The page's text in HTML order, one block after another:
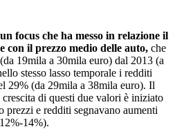
un focus che ha messo in relazione il
con il prezzo medio delle auto, che
19mila a 30mila euro) dal 2013 (a
stesso lasso temporale i redditi
29% (da 29mila a 38mila euro). Il
di questi due valori è iniziato
prezzi e redditi segnavano aumenti
14%).